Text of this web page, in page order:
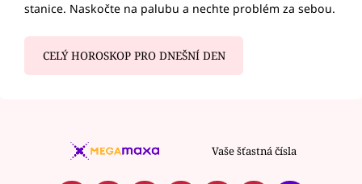
stanice. Naskočte na palubu a nechte problém za sebou.
CELÝ HOROSKOP PRO DNEŠNÍ DEN
Vaše šťastná čísla